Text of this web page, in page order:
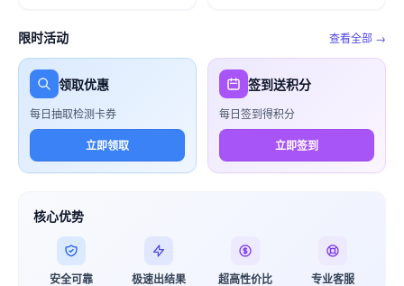
限时活动 查看全部 →
领取优惠
每日抽取检测卡券
立即领取
签到送积分
每日签到得积分
立即签到
核心优势
安全可靠 极速出结果 超高性价比 专业客服